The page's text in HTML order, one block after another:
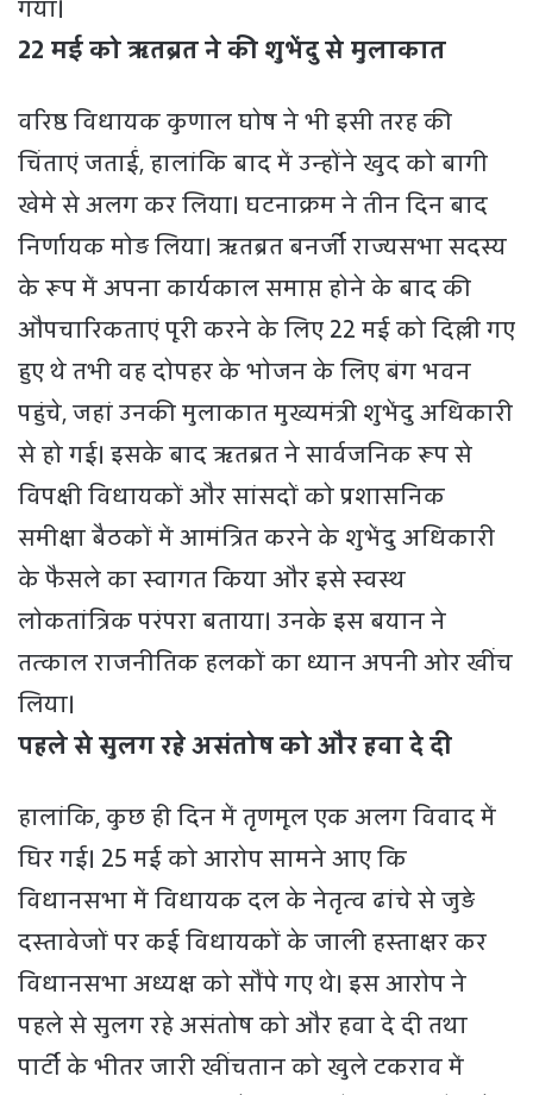
गया।
22 मई को ऋतब्रत ने की शुभेंदु से मुलाकात
वरिष्ठ विधायक कुणाल घोष ने भी इसी तरह की
चिंताएं जताईं, हालांकि बाद में उन्होंने खुद को बागी
खेमे से अलग कर लिया। घटनाक्रम ने तीन दिन बाद
निर्णायक मोड़ लिया। ऋतब्रत बनर्जी राज्यसभा सदस्य
के रूप में अपना कार्यकाल समाप्त होने के बाद की
औपचारिकताएं पूरी करने के लिए 22 मई को दिल्ली गए
हुए थे तभी वह दोपहर के भोजन के लिए बंग भवन
पहुंचे, जहां उनकी मुलाकात मुख्यमंत्री शुभेंदु अधिकारी
से हो गई। इसके बाद ऋतब्रत ने सार्वजनिक रूप से
विपक्षी विधायकों और सांसदों को प्रशासनिक
समीक्षा बैठकों में आमंत्रित करने के शुभेंदु अधिकारी
के फैसले का स्वागत किया और इसे स्वस्थ
लोकतांत्रिक परंपरा बताया। उनके इस बयान ने
तत्काल राजनीतिक हलकों का ध्यान अपनी ओर खींच
लिया।
पहले से सुलग रहे असंतोष को और हवा दे दी
हालांकि, कुछ ही दिन में तृणमूल एक अलग विवाद में
घिर गई। 25 मई को आरोप सामने आए कि
विधानसभा में विधायक दल के नेतृत्व ढांचे से जुड़े
दस्तावेजों पर कई विधायकों के जाली हस्ताक्षर कर
विधानसभा अध्यक्ष को सौंपे गए थे। इस आरोप ने
पहले से सुलग रहे असंतोष को और हवा दे दी तथा
पार्टी के भीतर जारी खींचतान को खुले टकराव में